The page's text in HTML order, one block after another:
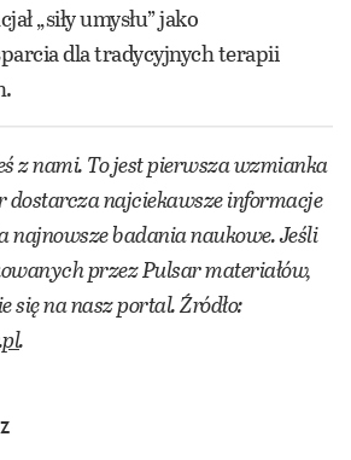
„siły umysłu” jako
dla tradycyjnych terapii
z nami. To jest pierwsza wzmianka
dostarcza najciekawsze informacje
badania naukowe. Jeśli
przez Pulsar materiałów,
się na nasz portal. Źródło:
.